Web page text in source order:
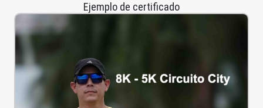
Ejemplo de certificado